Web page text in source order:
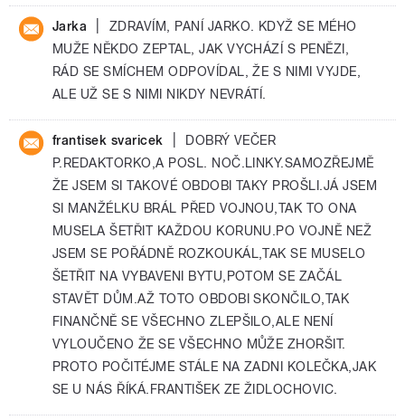
Jarka
ZDRAVÍM, PANÍ JARKO. KDYŽ SE MÉHO
MUŽE NĚKDO ZEPTAL, JAK VYCHÁZÍ S PENĚZI,
RÁD SE SMÍCHEM ODPOVÍDAL, ŽE S NIMI VYJDE,
ALE UŽ SE S NIMI NIKDY NEVRÁTÍ.
frantisek svaricek
DOBRÝ VEČER
P.REDAKTORKO,A POSL. NOČ.LINKY.SAMOZŘEJMĚ
ŽE JSEM SI TAKOVÉ OBDOBI TAKY PROŠLI.JÁ JSEM
SI MANŽÉLKU BRÁL PŘED VOJNOU,TAK TO ONA
MUSELA ŠETŘIT KAŽDOU KORUNU.PO VOJNĚ NEŽ
JSEM SE POŘÁDNĚ ROZKOUKÁL,TAK SE MUSELO
ŠETŘIT NA VYBAVENI BYTU,POTOM SE ZAČÁL
STAVĚT DŮM.AŽ TOTO OBDOBI SKONČILO,TAK
FINANČNĚ SE VŠECHNO ZLEPŠILO,ALE NENÍ
VYLOUČENO ŽE SE VŠECHNO MŮŽE ZHORŠIT.
PROTO POČITÉJME STÁLE NA ZADNI KOLEČKA,JAK
SE U NÁS ŘÍKÁ.FRANTIŠEK ZE ŽIDLOCHOVIC.